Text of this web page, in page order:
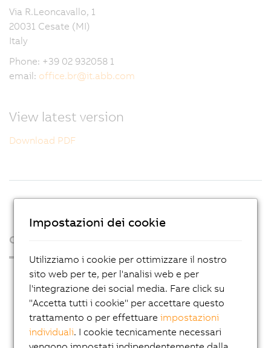
Via R.Leoncavallo, 1
20031 Cesate (MI)
Italy
Phone: +39 02 932058 1
email: office.br@it.abb.com
View latest version
Download PDF
Chi siamo
Press Room
Blog
AutoMates
Newsletter e inviti a eventi
Impostazioni dei cookie
Utilizziamo i cookie per ottimizzare il nostro
sito web per te, per l'analisi web e per
l'integrazione dei social media. Fare click su
"Accetta tutti i cookie" per accettare questo
trattamento o per effettuareimpostazioni
individuali. I cookie tecnicamente necessari